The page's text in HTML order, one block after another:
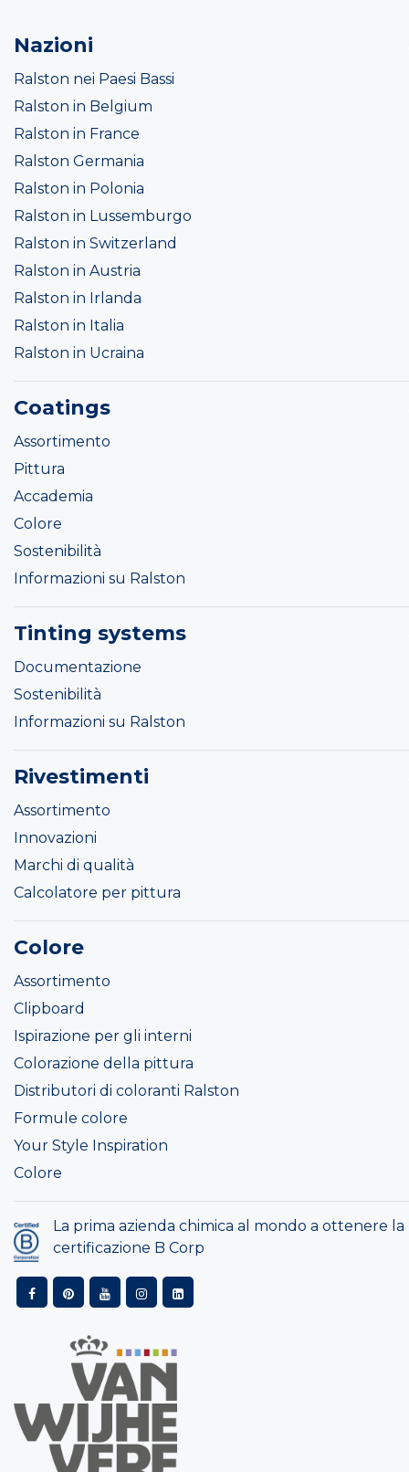
Nazioni
Ralston nei Paesi Bassi
Ralston in Belgium
Ralston in France
Ralston Germania
Ralston in Polonia
Ralston in Lussemburgo
Ralston in Switzerland
Ralston in Austria
Ralston in Irlanda
Ralston in Italia
Ralston in Ucraina
Coatings
Assortimento
Pittura
Accademia
Colore
Sostenibilità
Informazioni su Ralston
Tinting systems
Documentazione
Sostenibilità
Informazioni su Ralston
Rivestimenti
Assortimento
Innovazioni
Marchi di qualità
Calcolatore per pittura
Colore
Assortimento
Clipboard
Ispirazione per gli interni
Colorazione della pittura
Distributori di coloranti Ralston
Formule colore
Your Style Inspiration
Colore
La prima azienda chimica al mondo a ottenere la
certificazione B Corp